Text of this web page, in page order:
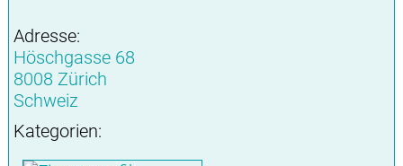
Adresse:
Höschgasse 68
8008 Zürich
Schweiz
Kategorien: